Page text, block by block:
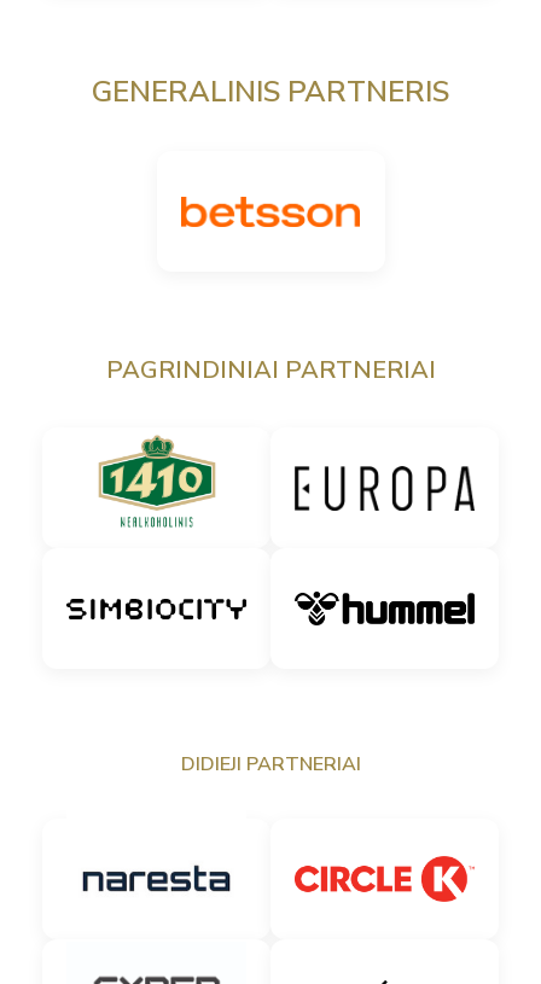
GENERALINIS PARTNERIS
PAGRINDINIAI PARTNERIAI
DIDIEJI PARTNERIAI